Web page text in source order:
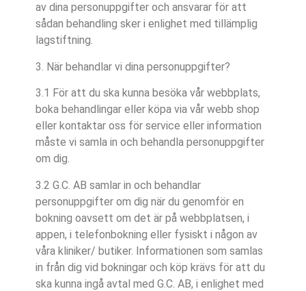
av dina personuppgifter och ansvarar för att
sådan behandling sker i enlighet med tillämplig
lagstiftning.
3. När behandlar vi dina personuppgifter?
3.1 För att du ska kunna besöka vår webbplats,
boka behandlingar eller köpa via vår webb shop
eller kontaktar oss för service eller information
måste vi samla in och behandla personuppgifter
om dig.
3.2 G.C. AB samlar in och behandlar
personuppgifter om dig när du genomför en
bokning oavsett om det är på webbplatsen, i
appen, i telefonbokning eller fysiskt i någon av
våra kliniker/ butiker. Informationen som samlas
in från dig vid bokningar och köp krävs för att du
ska kunna ingå avtal med G.C. AB, i enlighet med